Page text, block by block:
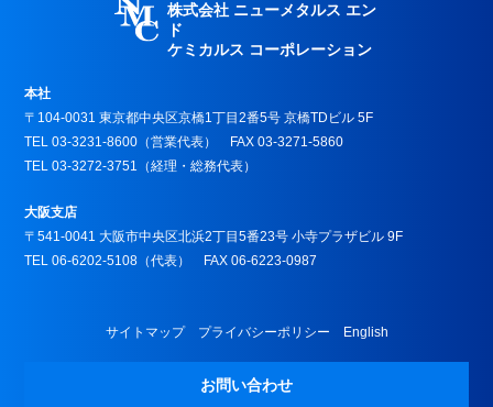
株式会社 ニューメタルス エン
ド
ケミカルス コーポレーション
本社
〒104-0031 東京都中央区京橋1丁目2番5号 京橋TDビル 5F
TEL 03-3231-8600（営業代表） FAX 03-3271-5860
TEL 03-3272-3751（経理・総務代表）
大阪支店
〒541-0041 大阪市中央区北浜2丁目5番23号 小寺プラザビル 9F
TEL 06-6202-5108（代表） FAX 06-6223-0987
サイトマップ プライバシーポリシー English
お問い合わせ